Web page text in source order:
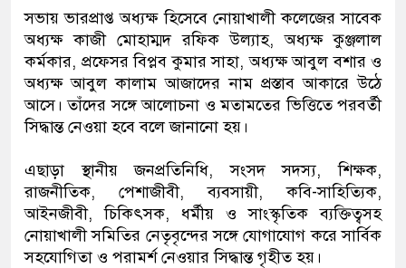
সভায় ভারপ্রাপ্ত অধ্যক্ষ হিসেবে নোয়াখালী কলেজের সাবেক
অধ্যক্ষ কাজী মোহাম্মদ রফিক উল্যাহ, অধ্যক্ষ কুঞ্জলাল
কর্মকার, প্রফেসর বিপ্লব কুমার সাহা, অধ্যক্ষ আবুল বশার ও
অধ্যক্ষ আবুল কালাম আজাদের নাম প্রস্তাব আকারে উঠে
আসে। তাঁদের সঙ্গে আলোচনা ও মতামতের ভিত্তিতে পরবর্তী
সিদ্ধান্ত নেওয়া হবে বলে জানানো হয়।
এছাড়া স্থানীয় জনপ্রতিনিধি, সংসদ সদস্য, শিক্ষক,
রাজনীতিক, পেশাজীবী, ব্যবসায়ী, কবি-সাহিত্যিক,
আইনজীবী, চিকিৎসক, ধর্মীয় ও সাংস্কৃতিক ব্যক্তিত্বসহ
নোয়াখালী সমিতির নেতৃবৃন্দের সঙ্গে যোগাযোগ করে সার্বিক
সহযোগিতা ও পরামর্শ নেওয়ার সিদ্ধান্ত গৃহীত হয়।